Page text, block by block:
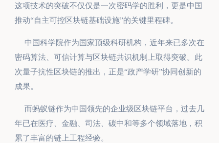
这项技术的突破不仅仅是一次密码学的胜利，更是中国
推动“自主可控区块链基础设施”的关键里程碑。
中国科学院作为国家顶级科研机构，近年来已多次在
密码算法、可信计算与区块链共识机制上取得突破。此
次量子抗性区块链的推出，正是“政产学研”协同创新的
成果。
而蚂蚁链作为中国领先的企业级区块链平台，过去几
年已在医疗、金融、司法、碳中和等多个领域落地，积
累了丰富的链上工程经验。